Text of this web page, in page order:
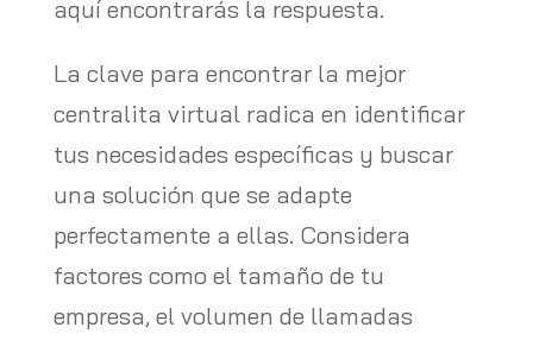
aquí encontrarás la respuesta.
La clave para encontrar la mejor
centralita virtual radica en identificar
tus necesidades específicas y buscar
una solución que se adapte
perfectamente a ellas. Considera
factores como el tamaño de tu
empresa, el volumen de llamadas